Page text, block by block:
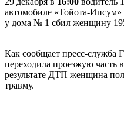
автомобиле «Тойота-Ипсум»
у дома № 1 сбил женщину
Как сообщает пресс-служба
переходила проезжую часть
результате ДТП женщина
травму.